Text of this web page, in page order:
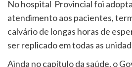
No hospital Provincial foi
atendimento aos pacientes,
calvário de longas horas de
ser replicado em todas as
Ainda no capítulo da saúde, o